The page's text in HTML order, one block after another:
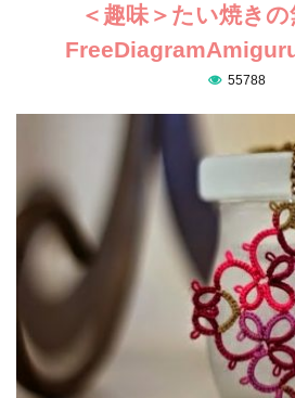
＜趣味＞たい焼き
55788